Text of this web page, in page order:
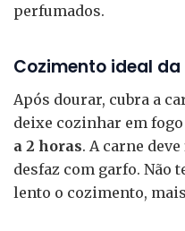
perfumados.
Cozimento ideal
Após dourar, cubra a
deixe cozinhar em
a 2 horas. A carne
desfaz com garfo. Não
lento o cozimento,